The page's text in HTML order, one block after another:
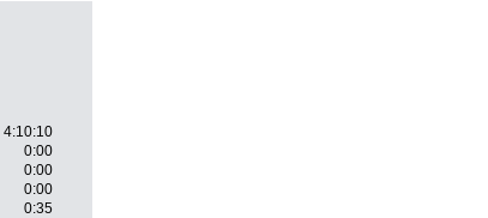
4:10:10
0:00
0:00
0:00
0:35